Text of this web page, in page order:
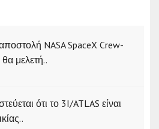
NASA SpaceX Crew-
μελετή..
ότι το 3I/ATLAS είναι